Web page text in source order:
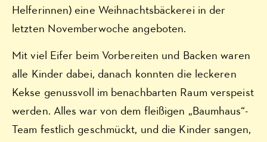
Helferinnen) eine Weihnachtsbäckerei in der
letzten Novemberwoche angeboten.
Mit viel Eifer beim Vorbereiten und Backen waren
alle Kinder dabei, danach konnten die leckeren
Kekse genussvoll im benachbarten Raum verspeist
werden. Alles war von dem fleißigen „Baumhaus“-
Team festlich geschmückt, und die Kinder sangen,